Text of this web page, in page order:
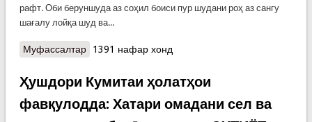
рафт. Оби беруншуда аз соҳил боиси пур шудани роҳ аз сангу
шағалу лойқа шуд ва...
Муфассалтаро Хабарҳои рӯзи гузашта
1391 нафар хонд
Ҳушдори Кумитаи ҳолатҳои
фавқулодда: Хатари омадани сел ва